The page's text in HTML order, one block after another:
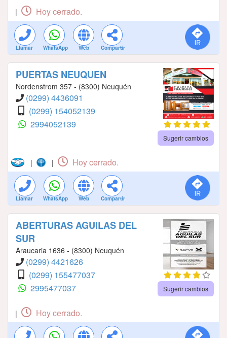
| Hoy cerrado.
Llamar WhatsApp Web Compartir
PUERTAS NEUQUEN
Nordenstrom 357 - (8300) Neuquén
(0299) 4436091
(0299) 154052139
2994052139
Sugerir cambios
| | Hoy cerrado.
Llamar WhatsApp Web Compartir
ABERTURAS AGUILAS DEL
SUR
Araucaria 1636 - (8300) Neuquén
(0299) 4421626
(0299) 155477037
2995477037
Sugerir cambios
| Hoy cerrado.